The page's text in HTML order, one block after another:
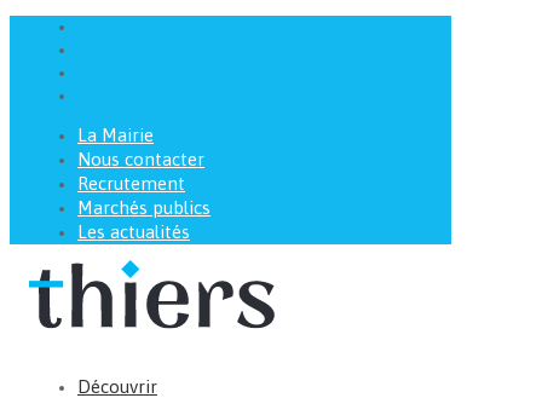
La Mairie
Nous contacter
Recrutement
Marchés publics
Les actualités
Découvrir